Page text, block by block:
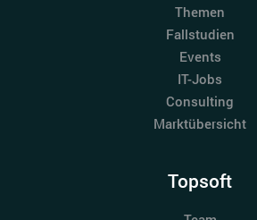
Themen
Fallstudien
Events
IT-Jobs
Consulting
Marktübersicht
Topsoft